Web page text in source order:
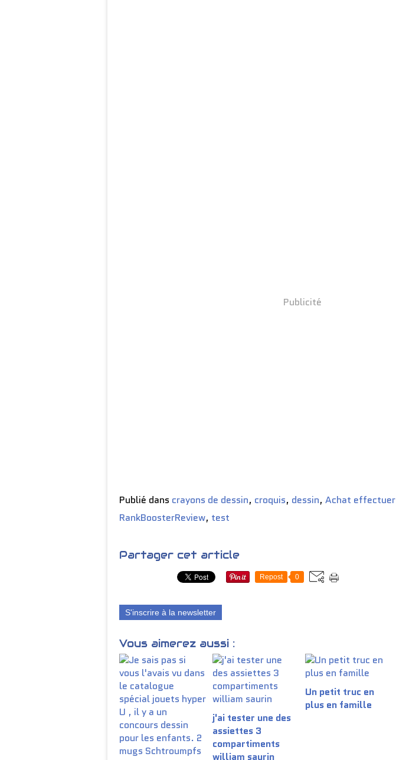
Publicité
Publié dans crayons de dessin, croquis, dessin, Achat effectuer
RankBoosterReview, test
Partager cet article
Repost 0
S'inscrire à la newsletter
Vous aimerez aussi :
j'ai tester une des
assiettes 3
compartiments
william saurin
Un petit truc en
plus en famille